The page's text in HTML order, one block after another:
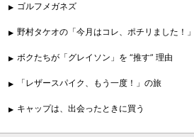
ゴルフメガネズ
野村タケオの「今月はコレ、ポチリました！」
ボクたちが「グレイソン」を “推す” 理由
「レザースパイク、もう一度！」の旅
キャップは、出会ったときに買う